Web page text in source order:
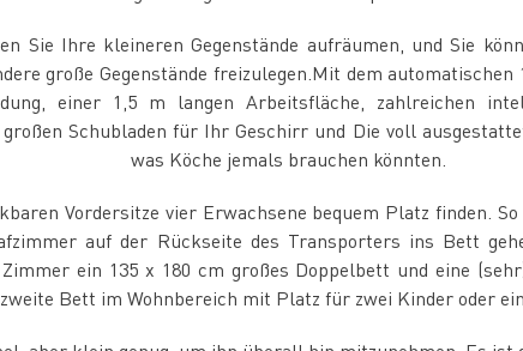
Sie Ihre kleineren Gegenstände aufräumen, und Sie
große Gegenstände freizulegen.Mit dem
einer 1,5 m langen Arbeitsfläche, zahlreichen
Schubladen für Ihr Geschirr und Die voll
was Köche jemals brauchen könnten.
Vordersitze vier Erwachsene bequem Platz finden.
auf der Rückseite des Transporters ins Bett
ein 135 x 180 cm großes Doppelbett und eine
Bett im Wohnbereich mit Platz für zwei Kinder oder